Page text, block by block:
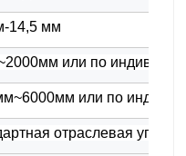
14,5 мм
или по
или по
отраслевая